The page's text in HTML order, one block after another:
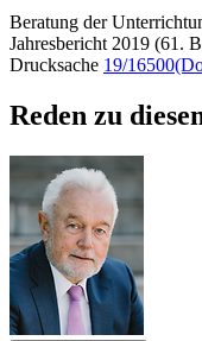
Beratung der
Jahresbericht 2019 (61.
Drucksache 19/16500
Reden zu